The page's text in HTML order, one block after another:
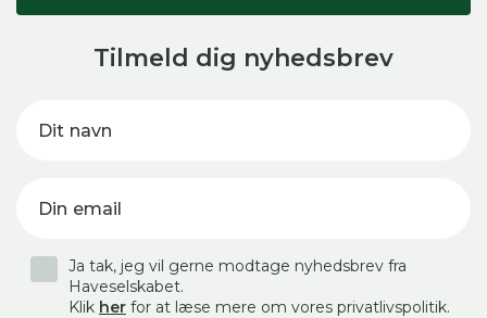
Tilmeld dig nyhedsbrev
Dit navn
Din email
Ja tak, jeg vil gerne modtage nyhedsbrev fra
Haveselskabet.
Klik her for at læse mere om vores privatlivspolitik.